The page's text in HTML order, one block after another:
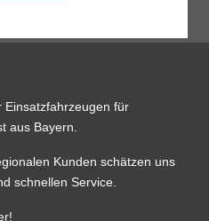
Einsatzfahrzeugen für
aus Bayern.
Kunden schätzen uns
schnellen Service.